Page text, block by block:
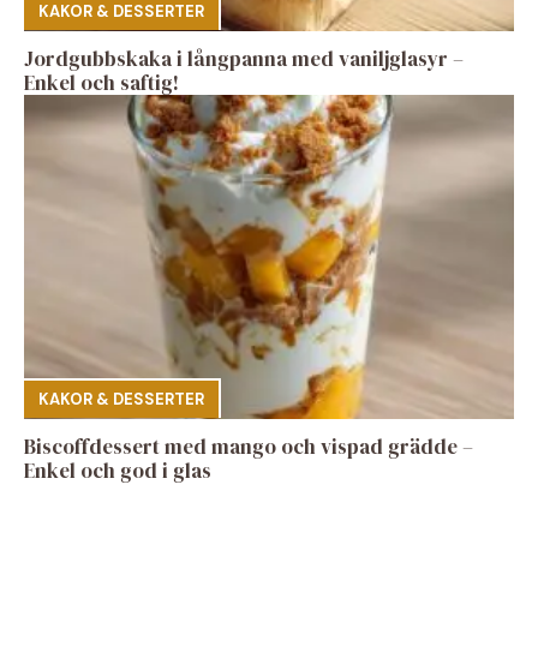
KAKOR & DESSERTER
Jordgubbskaka i långpanna med vaniljglasyr –
Enkel och saftig!
KAKOR & DESSERTER
Biscoffdessert med mango och vispad grädde –
Enkel och god i glas